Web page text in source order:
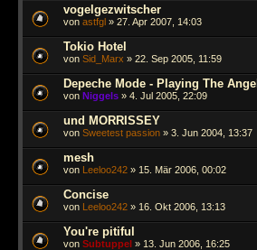
vogelgezwitscher
von astfgl » 27. Apr 2007, 14:03
Tokio Hotel
von Sid_Marx » 22. Sep 2005, 11:59
Depeche Mode - Playing The Angel
von Niggels » 4. Jul 2005, 22:09
und MORRISSEY
von Sweetest passion » 3. Jun 2004, 13:37
mesh
von Leeloo242 » 15. Mär 2006, 00:02
Concise
von Leeloo242 » 16. Okt 2006, 13:13
You're pitiful
von Subtuppel » 13. Jun 2006, 16:25